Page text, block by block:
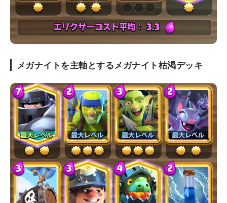
メガナイトを主軸とするメガナイト枯渇デッキ